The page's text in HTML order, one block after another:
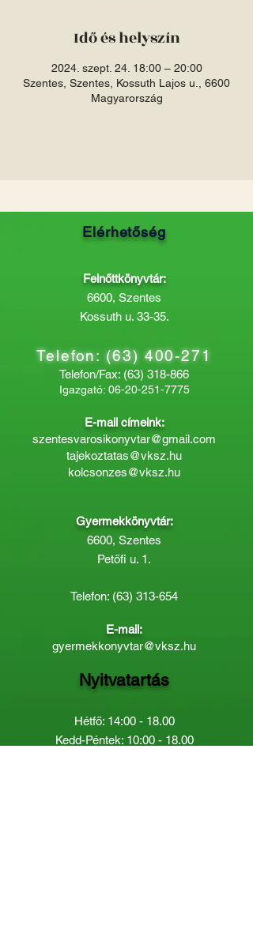
Idő és helyszín
2024. szept. 24. 18:00 – 20:00
Szentes, Szentes, Kossuth Lajos u., 6600
Magyarország
Elérhetőség
Felnőttkönyvtár:
6600, Szentes
Kossuth u. 33-35.
Telefon:(63) 400-271
Telefon/Fax: (63) 318-866
Igazgató: 06-20-251-7775
E-mail címeink:
szentesvarosikonyvtar@gmail.com
tajekoztatas@vksz.hu
kolcsonzes@vksz.hu
Gyermekkönyvtár:
6600, Szentes
Petőfi u. 1.
Telefon: (63) 313-654
E-mail:
gyermekkonyvtar@vksz.hu
Nyitvatartás
Hétfő: 14:00 - 18.00
Kedd-Péntek: 10:00 - 18.00